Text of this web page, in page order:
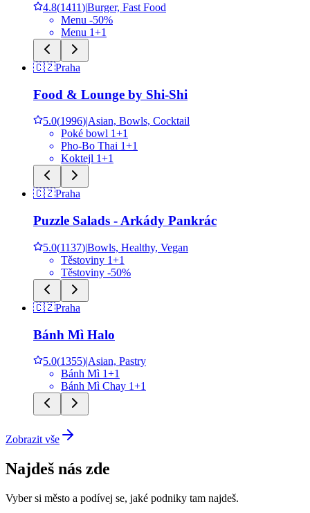
4.8(1411)|Burger, Fast Food
Menu -50%
Menu 1+1
🇨🇿Praha
Food & Lounge by Shi-Shi
5.0(1996)|Asian, Bowls, Cocktail
Poké bowl 1+1
Pho-Bo Thai 1+1
Koktejl 1+1
🇨🇿Praha
Puzzle Salads - Arkády Pankrác
5.0(1137)|Bowls, Healthy, Vegan
Těstoviny 1+1
Těstoviny -50%
🇨🇿Praha
Bánh Mì Halo
5.0(1355)|Asian, Pastry
Bánh Mì 1+1
Bánh Mì Chay 1+1
Zobrazit vše
Najdeš nás zde
Vyber si město a podívej se, jaké podniky tam najdeš.